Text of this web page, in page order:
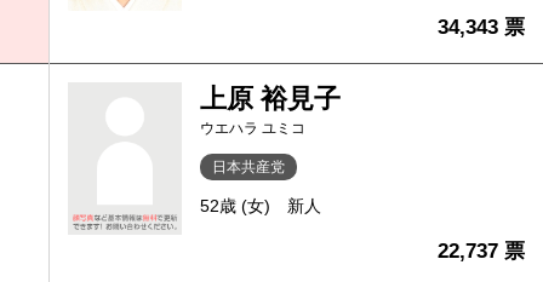
34,343 票
上原 裕見子
ウエハラ ユミコ
日本共産党
52歳 (女) 新人
22,737 票